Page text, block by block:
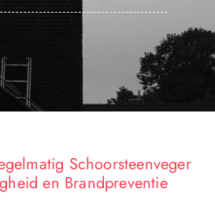
Schoorsteenveger
en Brandpreventie